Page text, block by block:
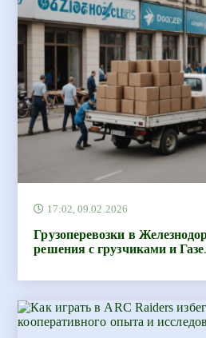
17:02, 09.02.2026
Грузоперевозки в
решения с грузчиками и